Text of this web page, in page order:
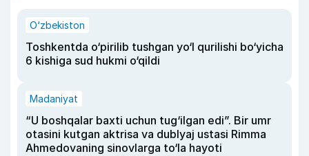
O‘zbekiston
Toshkentda o‘pirilib tushgan yo‘l qurilishi bo‘yicha
6 kishiga sud hukmi o‘qildi
Madaniyat
“U boshqalar baxti uchun tug‘ilgan edi”. Bir umr
otasini kutgan aktrisa va dublyaj ustasi Rimma
Ahmedovaning sinovlarga to‘la hayoti